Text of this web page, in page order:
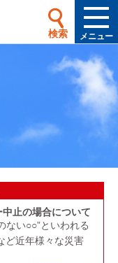
検索 メニュー
中止の場合について
ない○○”といわれる
ど近年様々な災害